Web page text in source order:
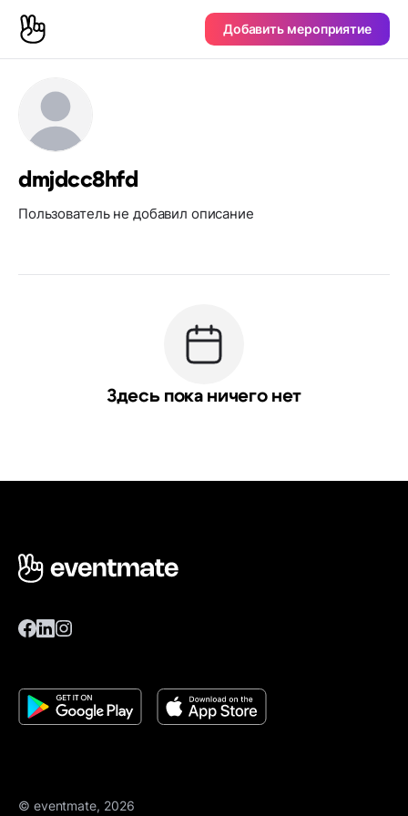
Добавить мероприятие
dmjdcc8hfd
Пользователь не добавил описание
Здесь пока ничего нет
© eventmate, 2026